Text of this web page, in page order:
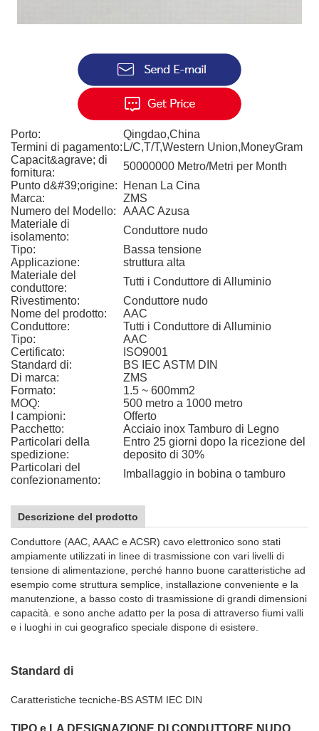
Porto:
Qingdao,China
Termini di pagamento: L/C,T/T,Western Union,MoneyGram
Capacit&agrave; di
fornitura:
50000000 Metro/Metri per Month
Punto d&#39;origine:
Henan La Cina
Marca:
ZMS
Numero del Modello:
AAAC Azusa
Materiale di
isolamento:
Conduttore nudo
Tipo:
Bassa tensione
Applicazione:
struttura alta
Materiale del
conduttore:
Tutti i Conduttore di Alluminio
Rivestimento:
Conduttore nudo
Nome del prodotto:
AAC
Conduttore:
Tutti i Conduttore di Alluminio
Tipo:
AAC
Certificato:
ISO9001
Standard di:
BS IEC ASTM DIN
Di marca:
ZMS
Formato:
1.5 ~ 600mm2
MOQ:
500 metro a 1000 metro
I campioni:
Offerto
Pacchetto:
Acciaio inox Tamburo di Legno
Particolari della
spedizione:
Entro 25 giorni dopo la ricezione del
deposito di 30%
Particolari del
confezionamento:
Imballaggio in bobina o tamburo
Descrizione del prodotto
Conduttore (AAC, AAAC e ACSR) cavo elettronico sono stati
ampiamente utilizzati in linee di trasmissione con vari livelli di
tensione di alimentazione, perché hanno buone caratteristiche ad
esempio come struttura semplice, installazione conveniente e la
manutenzione, a basso costo di trasmissione di grandi dimensioni
capacità. e sono anche adatto per la posa di attraverso fiumi valli
e i luoghi in cui geografico speciale dispone di esistere.
Standard di
Caratteristiche tecniche-BS ASTM IEC DIN
TIPO e LA DESIGNAZIONE DI CONDUTTORE NUDO